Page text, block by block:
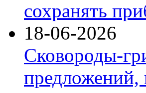
сохранять
18-06-2026
Сковороды-
предложений,